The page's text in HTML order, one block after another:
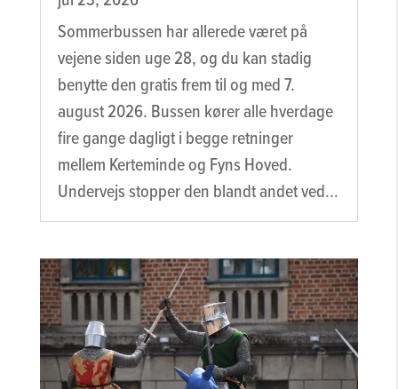
Sommerbussen har allerede været på
vejene siden uge 28, og du kan stadig
benytte den gratis frem til og med 7.
august 2026. Bussen kører alle hverdage
fire gange dagligt i begge retninger
mellem Kerteminde og Fyns Hoved.
Undervejs stopper den blandt andet ved...